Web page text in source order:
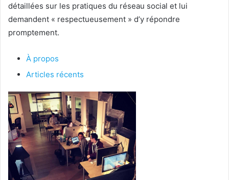
détaillées sur les pratiques du réseau social et lui
demandent « respectueusement » d’y répondre
promptement.
À propos
Articles récents